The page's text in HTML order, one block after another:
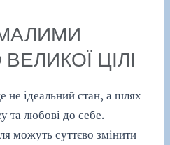
ЦІЛІ
не ідеальний стан, а шлях
та любові до себе.
можуть суттєво змінити